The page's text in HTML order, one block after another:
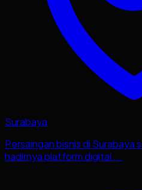
Surabaya
Persaingan bisnis di Surabaya
hadirnya platform digital ...